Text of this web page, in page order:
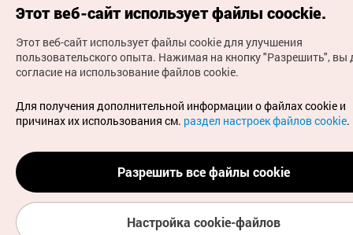
(с) Национальная организация туризма Кореи Все
права защищены
Для извещения об ошибках и проблемах, связанных с
работой веб-сайта, направляйте ваши запросы на
официальный адрес электронной почты
russian@knto.or.kr
Этот веб-сайт использует файлы coockie.
Этот веб-сайт использует файлы cookie для улучшения
пользовательского опыта. Нажимая на кнопку "Разрешить", вы
согласие на использование файлов cookie.
Для получения дополнительной информации о файлах cookie и
причинах их использования см. раздел настроек файлов cookie.
Разрешить все файлы cookie
Настройка cookie-файлов